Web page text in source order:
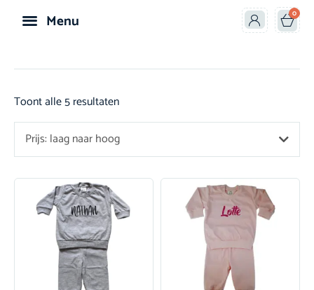
Menu 0
Toont alle 5 resultaten
Prijs: laag naar hoog